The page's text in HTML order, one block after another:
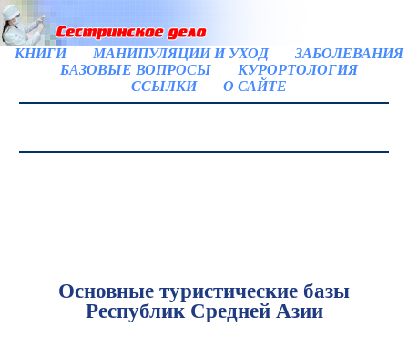
КНИГИ МАНИПУЛЯЦИИ И УХОД
ЗАБОЛЕВАНИЯ
БАЗОВЫЕ ВОПРОСЫ
КУРОРТОЛОГИЯ
ССЫЛКИ
О САЙТЕ
Основные туристические базы
Республик Средней Азии